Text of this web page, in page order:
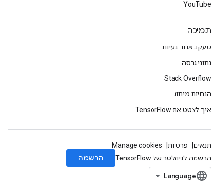
YouTube
תמיכה
מעקב אחר בעיות
נתוני גרסה
Stack Overflow
הנחיות מיתוג
איך לצטט את TensorFlow
תנאים פרטיות
Manage cookies
הרשמה לניוזלטר של TensorFlow
הרשמה